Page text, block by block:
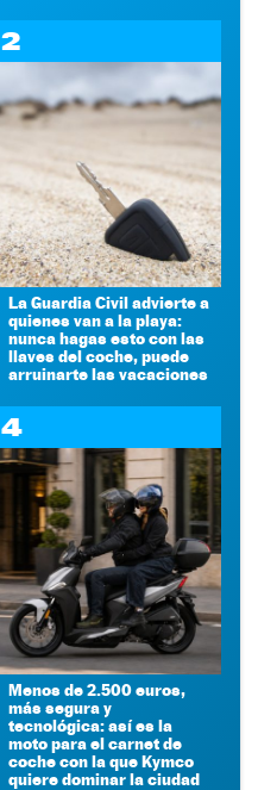
2
La Guardia Civil advierte a
quienes van a la playa:
nunca hagas esto con las
llaves del coche, puede
arruinarte las vacaciones
4
Menos de 2.500 euros,
más segura y
tecnológica: así es la
moto para el carnet de
coche con la que Kymco
quiere dominar la ciudad